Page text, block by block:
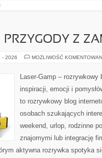
PRZYGODY Z
- 2026 MOŻLIWOŚĆ
Laser-Gamp – rozrywkowy
inspiracji, emocji i
to rozrywkowy blog
osobach szukających
weekend, urlop, rodzinne
znajomymi lub integrację
aktywna rozrywka spotyka